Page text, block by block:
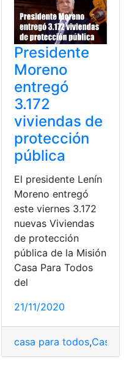
Presidente
Moreno
entregó
3.172
viviendas de
protección
pública
El presidente Lenín
Moreno entregó
este viernes 3.172
nuevas Viviendas
de protección
pública de la Misión
Casa Para Todos
del
21/11/2020
casa para todos,Casas